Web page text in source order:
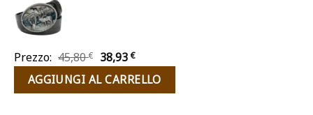
Prezzo: 45,80€
Il
prezzo
originale
38,93€Il
prezzo
attuale
AGGIUNGI AL CARRELLO